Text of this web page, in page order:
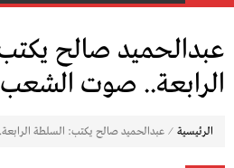
عبدالحميد صالح
الرابعة.. صوت الشعب
الرئيسية ⁄ عبدالحميد صالح يكتب: السلطة